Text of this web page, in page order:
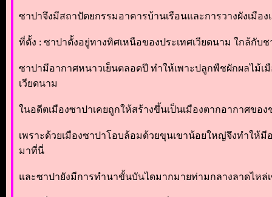
ซาปาจึงมีสถาปัตยกรรมอาคารบ้านเรือนและการวางผังเมื
ที่ตั้ง : ซาปาตั้งอยู่ทางทิศเหนือของประเทศเวียดนาม ใกล้กับ
ซาปามีอากาศหนาวเย็นตลอดปี ทำให้เพาะปลูกพืชผักผลไม้
เวียดนาม
ในอดีตเมืองซาปาเคยถูกให้สร้างขึ้นเป็นเมืองตากอากาศข
เพราะด้วยเมืองซาปาโอบล้อมด้วยขุนเขาน้อยใหญ่จึงทำให้
มาที่นี่
และซาปายังมีการทำนาขั้นบันไดมากมายท่ามกลางลาดไหล่